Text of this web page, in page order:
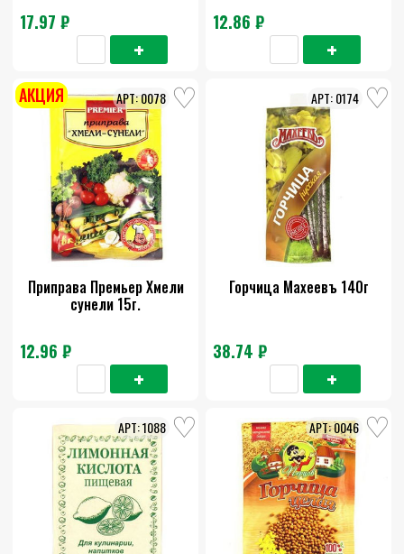
17.97 ₽ 12.86 ₽
Приправа Премьер Хмели
сунели 15г.
12.96 ₽
0078
АКЦИЯ
Горчица Махеевъ 140г
38.74 ₽
0174
1088 0046